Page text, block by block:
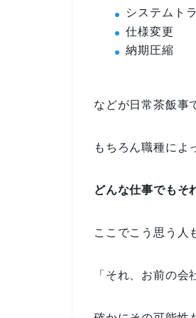
システムト
仕様変更
納期圧縮
などが日常茶飯事
もちろん職種によ
どんな仕事でもそ
ここでこう思う人
「それ、お前の会